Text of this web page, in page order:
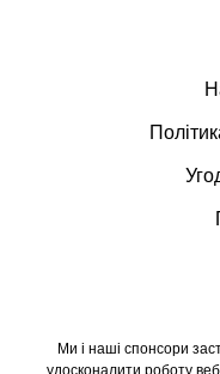
Ми і наші спонсори
удосконалити роботу